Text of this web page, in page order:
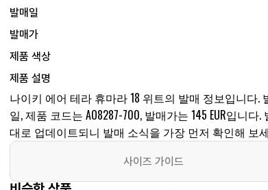
발매일
발매가
제품 색상
제품 설명
나이키 에어 테라 휴마라 18 위트의 발매 정보입니다.
일, 제품 코드는 AO8287-700, 발매가는 145 EUR입니
대로 업데이트되니 발매 소식을 가장 먼저 확인해 보
사이즈 가이드